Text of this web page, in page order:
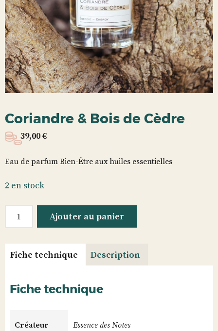
Coriandre & Bois de Cèdre
39,00€
Eau de parfum Bien-Être aux huiles essentielles
2 en stock
&
Bois
Ajouter au panier
Fiche technique Description
Fiche technique
Créateur Essence des Notes